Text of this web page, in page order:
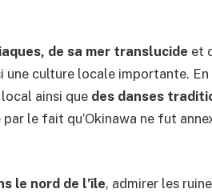
de sa mer translucide et
une culture locale importante.
ainsi que des danses
le fait qu’Okinawa ne fut
le nord de l’île, admirer les